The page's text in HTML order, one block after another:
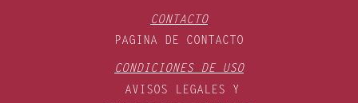
CONTACTO
PAGINA DE CONTACTO
CONDICIONES DE USO
AVISOS LEGALES Y